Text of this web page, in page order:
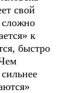
свой
сложно
к
быстро